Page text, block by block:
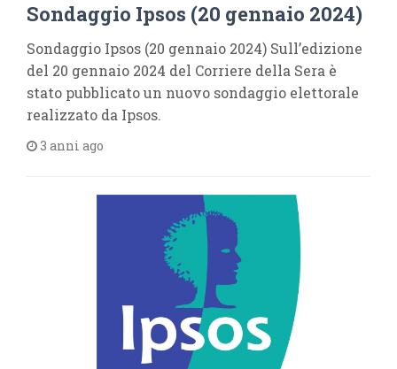
Sondaggio Ipsos (20 gennaio 2024)
Sondaggio Ipsos (20 gennaio 2024) Sull’edizione
del 20 gennaio 2024 del Corriere della Sera è
stato pubblicato un nuovo sondaggio elettorale
realizzato da Ipsos.
3 anni ago